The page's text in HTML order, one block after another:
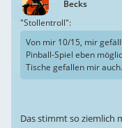
Becks
"Stollentroll":
Von mir 10/15, mir
Pinball-Spiel eben
Tische gefallen mir
Das stimmt so ziemlich